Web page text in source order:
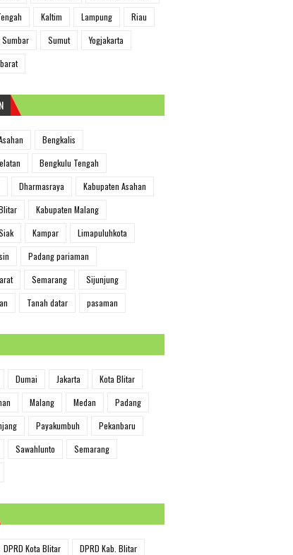
Kaltim Lampung
Riau
Sumbar Sumut
Yogjakarta
Bengkalis
Bengkulu Tengah
Dharmasraya
Kabupaten Asahan
Kabupaten Malang
Kampar
Limapuluhkota
Padang pariaman
Semarang
Sijunjung
Tanah datar pasaman
Dumai Jakarta
Kota Blitar
Malang Medan
Padang
Payakumbuh
Pekanbaru
Sawahlunto
Semarang
DPRD Kota Blitar DPRD Kab. Blitar